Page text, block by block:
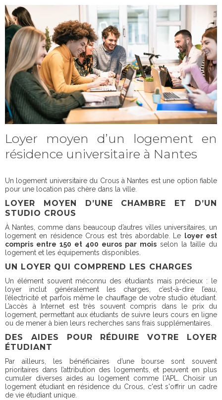
Loyer moyen d’un logement en
résidence universitaire à Nantes
Un logement universitaire du Crous à Nantes est une option fiable
pour une location pas chère dans la ville.
LOYER MOYEN D’UNE CHAMBRE ET D’UN
STUDIO CROUS
À Nantes, comme dans beaucoup d’autres villes universitaires, un
logement en résidence Crous est très abordable. Le loyer est
compris entre 150 et 400 euros par mois selon la taille du
logement et les équipements disponibles.
UN LOYER QUI COMPREND LES CHARGES
Un élément souvent méconnu des étudiants mais précieux : le
loyer inclut généralement les charges, c’est-à-dire l’eau,
l’électricité et parfois même le chauffage de votre studio étudiant.
L’accès à Internet est très souvent compris dans le prix du
logement, permettant aux étudiants de suivre leurs cours en ligne
ou de mener à bien leurs recherches sans frais supplémentaires.
DES AIDES POUR RÉDUIRE VOTRE LOYER
ÉTUDIANT
Par ailleurs, les bénéficiaires d’une bourse sont souvent
prioritaires dans l’attribution des logements, et peuvent en plus
cumuler diverses aides au logement comme l'APL. Choisir un
logement étudiant en résidence du Crous, c'est s'offrir un cadre
de vie étudiant unique.